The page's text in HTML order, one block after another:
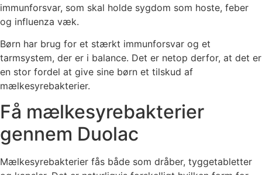
immunforsvar, som skal holde sygdom som hoste, feber
og influenza væk.
Børn har brug for et stærkt immunforsvar og et
tarmsystem, der er i balance. Det er netop derfor, at det er
en stor fordel at give sine børn et tilskud af
mælkesyrebakterier.
Få mælkesyrebakterier
gennem Duolac
Mælkesyrebakterier fås både som dråber, tyggetabletter